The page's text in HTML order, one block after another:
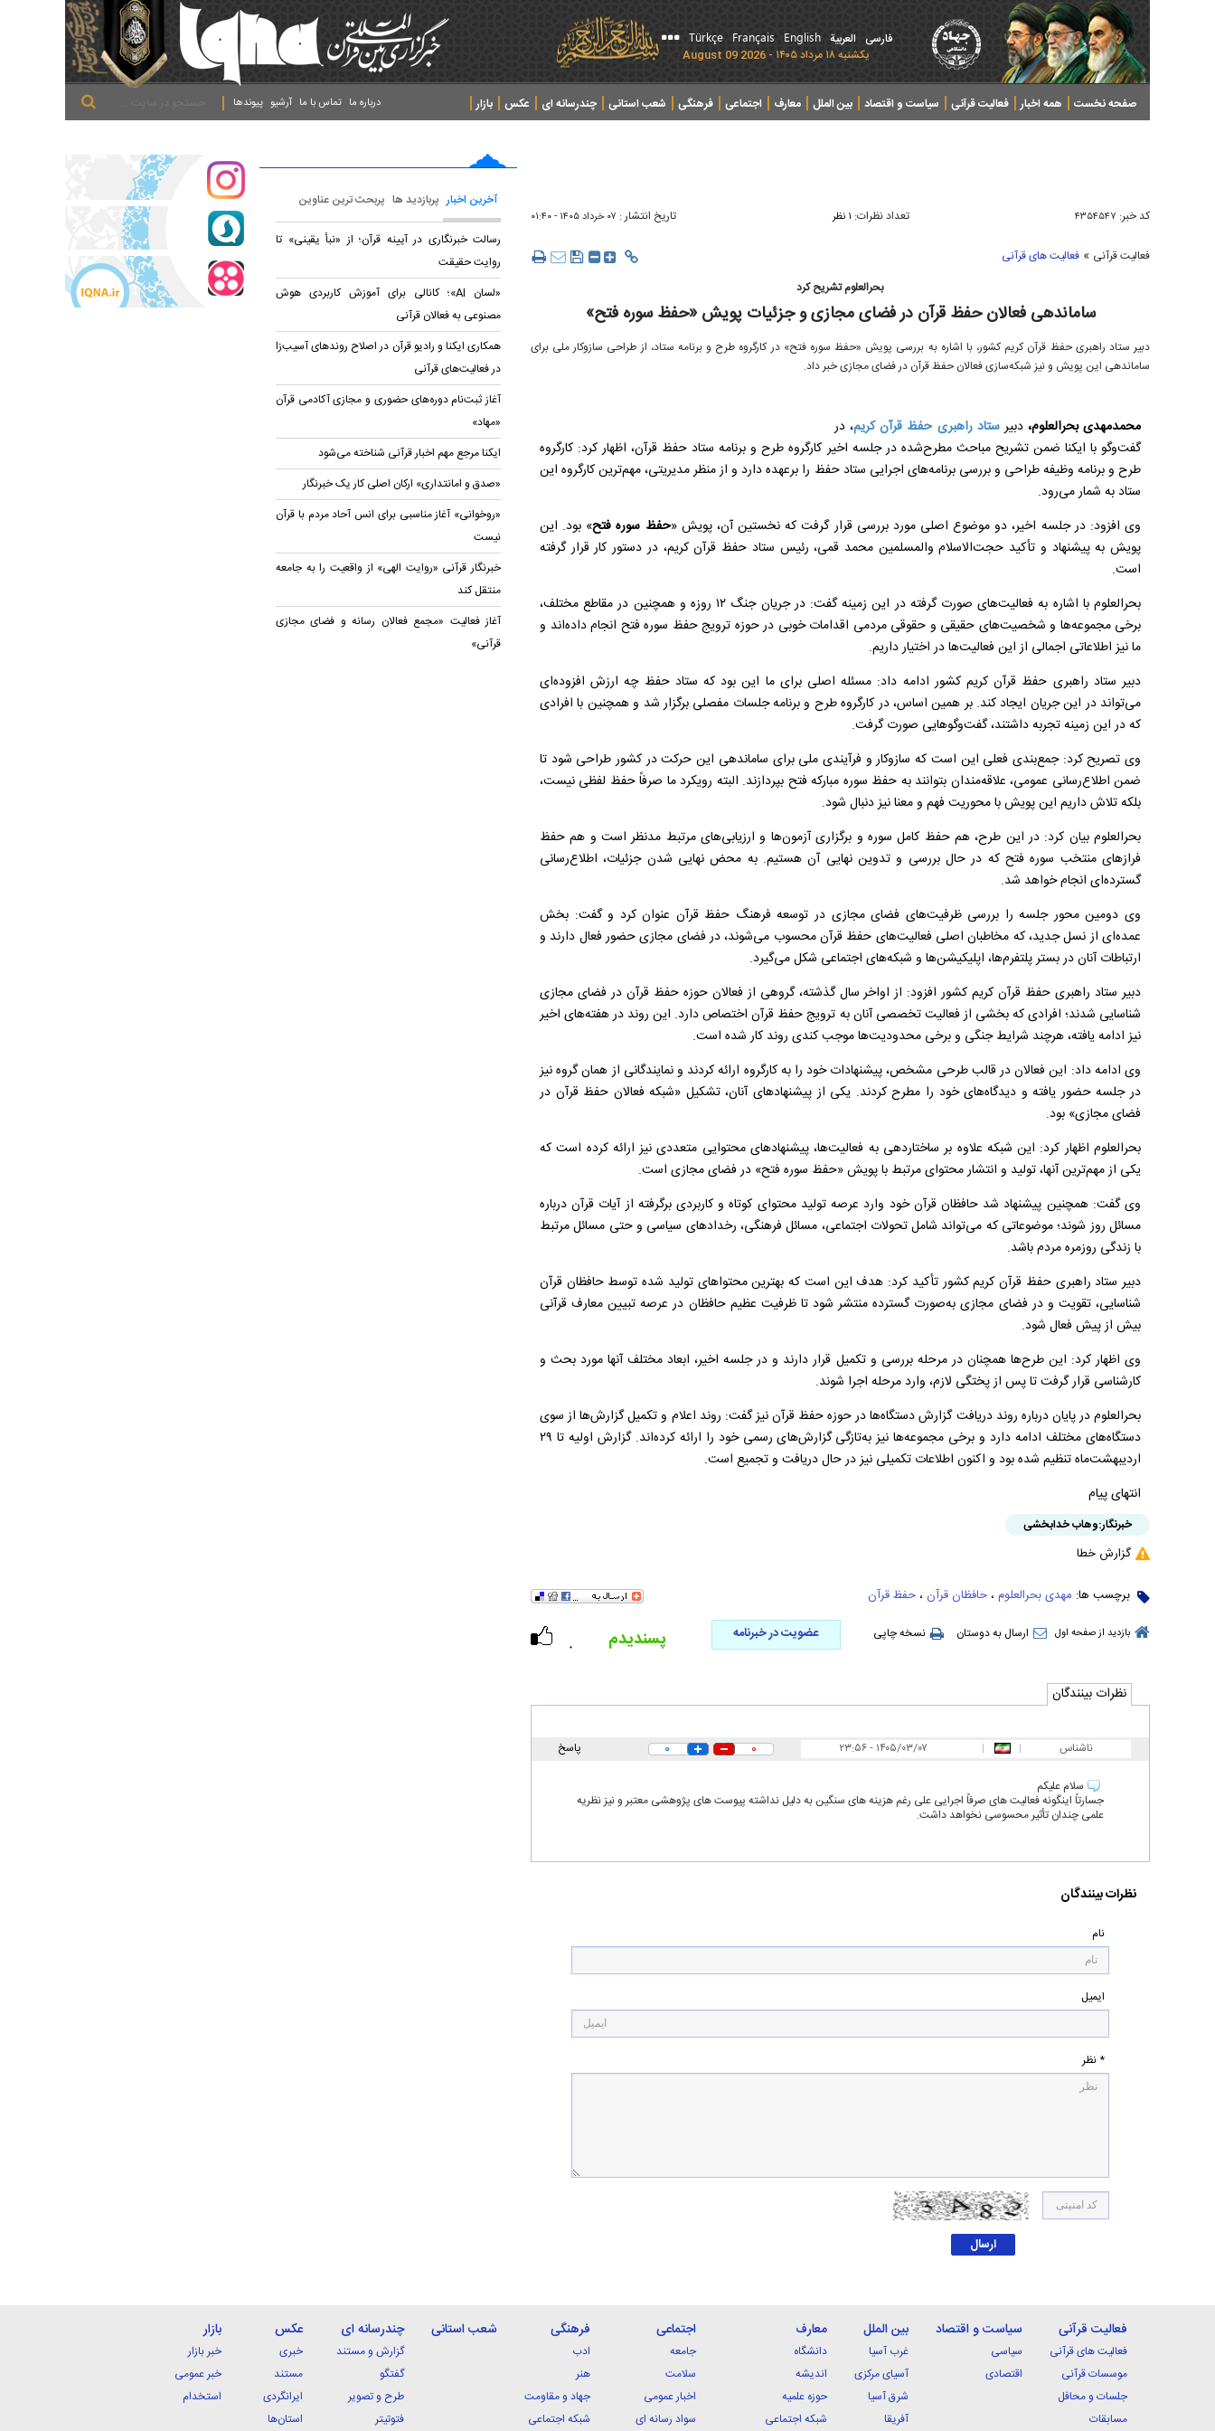
فارسی العربیة English
Français
Türkçe
يکشنبه ۱۸ مرداد ۱۴۰۵ - 2026 August 09
صفحه نخست همه اخبار فعالیت قرآنی سیاست و اقتصاد بین الملل معارف اجتماعی فرهنگی شعب استانی چندرسانه ای عکس
بازار
پیوندها آرشیو تماس با ما درباره ما
کد خبر: ۴۳۵۴۵۴۷ تعداد نظرات: ۱ نظر تاریخ انتشار : ۰۷ خرداد ۱۴۰۵ - ۰۱:۴۰
فعالیت قرآنی » فعالیت های قرآنی
بحرالعلوم تشریح کرد
ساماندهی فعالان حفظ قرآن در فضای مجازی و جزئیات پویش «حفظ سوره فتح»
دبیر ستاد راهبری حفظ قرآن کریم کشور، با اشاره به بررسی پویش «حفظ سوره فتح» در کارگروه طرح و برنامه ستاد، از طراحی سازوکار ملی برای
ساماندهی این پویش و نیز شبکه‌سازی فعالان حفظ قرآن در فضای مجازی خبر داد.
محمدمهدی بحرالعلوم، دبیرستاد راهبری حفظ قرآن کریم، در
گفت‌وگو با ایکنا ضمن تشریح مباحث مطرح‌شده در جلسه اخیر کارگروه طرح و برنامه ستاد حفظ قرآن، اظهار کرد: کارگروه
طرح و برنامه وظیفه طراحی و بررسی برنامه‌های اجرایی ستاد حفظ را برعهده دارد و از منظر مدیریتی، مهم‌ترین کارگروه این
ستاد به شمار می‌رود.
وی افزود: در جلسه اخیر، دو موضوع اصلی مورد بررسی قرار گرفت که نخستین آن، پویش «حفظ سوره فتح» بود. این
پویش به پیشنهاد و تأکید حجت‌الاسلام والمسلمین محمد قمی، رئیس ستاد حفظ قرآن کریم، در دستور کار قرار گرفته
است.
بحرالعلوم با اشاره به فعالیت‌های صورت‌ گرفته در این زمینه گفت: در جریان جنگ ۱۲ روزه و همچنین در مقاطع مختلف،
برخی مجموعه‌ها و شخصیت‌های حقیقی و حقوقی مردمی اقدامات خوبی در حوزه ترویج حفظ سوره فتح انجام داده‌اند و
ما نیز اطلاعاتی اجمالی از این فعالیت‌ها در اختیار داریم.
دبیر ستاد راهبری حفظ قرآن کریم کشور ادامه داد: مسئله اصلی برای ما این بود که ستاد حفظ چه ارزش افزوده‌ای
می‌تواند در این جریان ایجاد کند. بر همین اساس، در کارگروه طرح و برنامه جلسات مفصلی برگزار شد و همچنین با افرادی
که در این زمینه تجربه داشتند، گفت‌و‌گو‌هایی صورت گرفت.
وی تصریح کرد: جمع‌بندی فعلی این است که سازوکار و فرآیندی ملی برای ساماندهی این حرکت در کشور طراحی شود تا
ضمن اطلاع‌رسانی عمومی، علاقه‌مندان بتوانند به حفظ سوره مبارکه فتح بپردازند. البته رویکرد ما صرفاً حفظ لفظی نیست،
بلکه تلاش داریم این پویش با محوریت فهم و معنا نیز دنبال شود.
بحرالعلوم بیان کرد: در این طرح، هم حفظ کامل سوره و برگزاری آزمون‌ها و ارزیابی‌های مرتبط مدنظر است و هم حفظ
فراز‌های منتخب سوره فتح که در حال بررسی و تدوین نهایی آن هستیم. به محض نهایی‌ شدن جزئیات، اطلاع‌رسانی
گسترده‌ای انجام خواهد شد.
وی دومین محور جلسه را بررسی ظرفیت‌های فضای مجازی در توسعه فرهنگ حفظ قرآن عنوان کرد و گفت: بخش
عمده‌ای از نسل جدید، که مخاطبان اصلی فعالیت‌های حفظ قرآن محسوب می‌شوند، در فضای مجازی حضور فعال دارند و
ارتباطات آنان در بستر پلتفرم‌ها، اپلیکیشن‌ها و شبکه‌های اجتماعی شکل می‌گیرد.
دبیر ستاد راهبری حفظ قرآن کریم کشور افزود: از اواخر سال گذشته، گروهی از فعالان حوزه حفظ قرآن در فضای مجازی
شناسایی شدند؛ افرادی که بخشی از فعالیت تخصصی آنان به ترویج حفظ قرآن اختصاص دارد. این روند در هفته‌های اخیر
نیز ادامه یافته، هرچند شرایط جنگی و برخی محدودیت‌ها موجب کندی روند کار شده است.
وی ادامه داد: این فعالان در قالب طرحی مشخص، پیشنهادات خود را به کارگروه ارائه کردند و نمایندگانی از همان گروه نیز
در جلسه حضور یافته و دیدگاه‌های خود را مطرح کردند. یکی از پیشنهاد‌های آنان، تشکیل «شبکه فعالان حفظ قرآن در
فضای مجازی» بود.
بحرالعلوم اظهار کرد: این شبکه علاوه بر ساختاردهی به فعالیت‌ها، پیشنهاد‌های محتوایی متعددی نیز ارائه کرده است که
یکی از مهم‌ترین آنها، تولید و انتشار محتوای مرتبط با پویش «حفظ سوره فتح» در فضای مجازی است.
وی گفت: همچنین پیشنهاد شد حافظان قرآن خود وارد عرصه تولید محتوای کوتاه و کاربردی برگرفته از آیات قرآن درباره
مسائل روز شوند؛ موضوعاتی که می‌تواند شامل تحولات اجتماعی، مسائل فرهنگی، رخداد‌های سیاسی و حتی مسائل مرتبط
با زندگی روزمره مردم باشد.
دبیر ستاد راهبری حفظ قرآن کریم کشور تأکید کرد: هدف این است که بهترین محتوا‌های تولید شده توسط حافظان قرآن
شناسایی، تقویت و در فضای مجازی به‌صورت گسترده منتشر شود تا ظرفیت عظیم حافظان در عرصه تبیین معارف قرآنی
بیش از پیش فعال شود.
وی اظهار کرد: این طرح‌ها همچنان در مرحله بررسی و تکمیل قرار دارند و در جلسه اخیر، ابعاد مختلف آنها مورد بحث و
کارشناسی قرار گرفت تا پس از پختگی لازم، وارد مرحله اجرا شوند.
بحرالعلوم در پایان درباره روند دریافت گزارش دستگاه‌ها در حوزه حفظ قرآن نیز گفت: روند اعلام و تکمیل گزارش‌ها از سوی
دستگاه‌های مختلف ادامه دارد و برخی مجموعه‌ها نیز به‌تازگی گزارش‌های رسمی خود را ارائه کرده‌اند. گزارش اولیه تا ۲۹
اردیبهشت‌ماه تنظیم شده بود و اکنون اطلاعات تکمیلی نیز در حال دریافت و تجمیع است.
انتهای پیام
خبرنگار:وهاب خدابخشی
گزارش خطا
برچسب ها: مهدی بحرالعلوم ، حافظان قرآن ، حفظ قرآن
بازدید از صفحه اول ارسال به دوستان نسخه چاپی عضویت در خبرنامه
۰ پسندیدم
نظرات بینندگان
ناشناس |
| ۲۳:۵۶ - ۱۴۰۵/۰۳/۰۷ ۰ ۰ پاسخ
سلام علیکم
جسارتاً اینگونه فعالیت های صرفاً اجرایی علی رغم هزینه های سنگین به دلیل نداشته پیوست های پژوهشی معتبر و نیز نظریه
علمی چندان تأثیر محسوسی نخواهد داشت.
نظرات بینندگان
نام
ایمیل
* نظر
آخرین اخبار پربازدید ها پربحث ترین عناوین
رسالت خبرنگاری در آیینه قرآن؛ از «نبأ یقینی» تا
روایت حقیقت
«لسان AI»؛ کانالی برای آموزش کاربردی هوش
مصنوعی به فعالان قرآنی
همکاری ایکنا و رادیو قرآن در اصلاح روندهای آسیب‌زا
در فعالیت‌های قرآنی
آغاز ثبت‌نام دوره‌های حضوری و مجازی آکادمی قرآن
«مهاد»
ایکنا مرجع مهم اخبار قرآنی شناخته می‌شود
«صدق و امانتداری» ارکان اصلی کار یک خبرنگار
«روخوانی» آغاز مناسبی برای انس آحاد مردم با قرآن
نیست
خبرنگار قرآنی «روایت الهی» از واقعیت را به جامعه
منتقل کند
آغاز فعالیت «مجمع فعالان رسانه و فضای مجازی
قرآنی»
فعالیت قرآنی
فعالیت های قرآنی
موسسات قرآنی
جلسات و محافل
مسابقات
سیاست و اقتصاد
سیاسی
اقتصادی
بین الملل
غرب آسیا
آسیای مرکزی
شرق آسیا
آفریقا
معارف
دانشگاه
اندیشه
حوزه علمیه
شبکه اجتماعی
اجتماعی
جامعه
سلامت
اخبار عمومی
سواد رسانه ای
فرهنگی
ادب
هنر
جهاد و مقاومت
شبکه اجتماعی
شعب استانی چندرسانه ای
گزارش و مستند
گفتگو
طرح و تصویر
فتوتیتر
عکس
خبری
مستند
ایرانگردی
استان‌ها
بازار
خبر بازار
خبر عمومی
استخدام